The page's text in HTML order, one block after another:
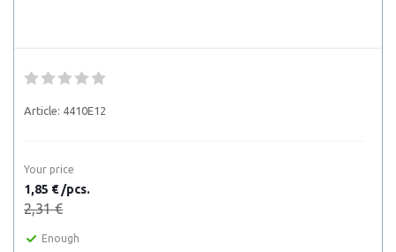
Article: 4410E12
Your price
1,85 € /pcs.
2,31 €
Enough